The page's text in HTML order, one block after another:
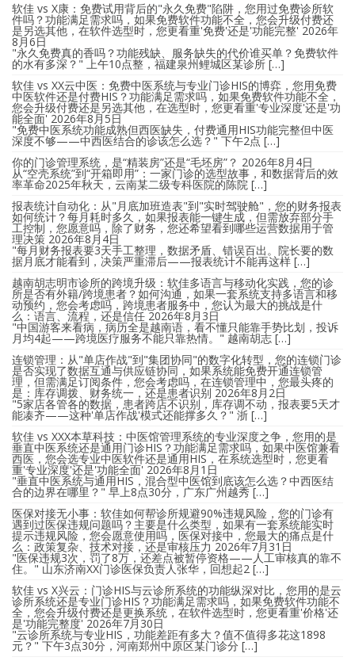
软佳 vs X康：免费试用背后的"永久免费"陷阱，您用过免费诊所软
件吗？功能满足需求吗，如果免费软件功能不全，您会升级付费还
是另选其他，在软件选型时，您更看重'免费'还是'功能完整' 2026年
8月6日
"永久免费真的香吗？功能残缺、服务缺失的代价谁买单？免费软件
的水有多深？" 上午10点整，福建泉州鲤城区某诊所 […]
软佳 vs XX云中医：免费中医系统与专业门诊HIS的博弈，您用免费
中医软件还是付费HIS？功能满足需求吗，如果免费软件功能不全，
您会升级付费还是另选其他，在选型时，您更看重'专业深度'还是'功
能全面' 2026年8月5日
"免费中医系统功能成熟但西医缺失，付费通用HIS功能完整但中医
深度不够——中西医结合的诊该怎么选？" 下午2点 […]
你的门诊管理系统，是“精装房”还是“毛坯房”？ 2026年8月4日
从“空壳系统”到“开箱即用”：一家门诊的选型故事，和数据背后的效
率革命2025年秋天，云南某二级专科医院的陈院 […]
报表统计自动化：从"月底加班造表"到"实时驾驶舱"，您的财务报表
如何统计？每月耗时多久，如果报表能一键生成，但需放弃部分手
工控制，您愿意吗，除了财务，您还希望看到哪些运营数据用于管
理决策 2026年8月4日
"每月财务报表要3天手工整理，数据矛盾、错误百出。院长要的数
据月底才能看到，决策严重滞后——报表统计不能再这样 […]
越南胡志明市诊所的跨境升级：软佳多语言与移动化实践，您的诊
所是否有外籍/跨境患者？如何沟通，如果一套系统支持多语言和移
动预约，您会考虑吗，跨境患者服务中，您认为最大的挑战是什
么：语言、流程，还是信任 2026年8月3日
"中国游客来看病，病历全是越南语，看不懂只能靠手势比划，投诉
月均4起——跨境医疗服务不能只靠热情。" 越南胡志 […]
连锁管理：从"单店作战"到"集团协同"的数字化转型，您的连锁门诊
是否实现了数据互通与供应链协同，如果系统能免费开通连锁管
理，但需满足订阅条件，您会考虑吗，在连锁管理中，您最头疼的
是：库存调拨、财务统一，还是患者识别 2026年8月2日
"5家店各管各的数据，患者跨店不识别，库存调不动，报表要5天才
能凑齐——这种'单店作战'模式还能撑多久？" 浙 […]
软佳 vs XXX本草科技：中医馆管理系统的专业深度之争，您用的是
垂直中医系统还是通用门诊HIS？功能满足需求吗，如果中医馆兼看
西医，您会选专业中医软件还是通用HIS，在系统选型时，您更看
重'专业深度'还是'功能全面' 2026年8月1日
"垂直中医系统与通用HIS，混合型中医馆到底该怎么选？中西医结
合的边界在哪里？" 早上8点30分，广东广州越秀 […]
医保对接无小事：软佳如何帮诊所规避90%违规风险，您的门诊有
遇到过医保违规问题吗？主要是什么类型，如果有一套系统能实时
提示违规风险，您会愿意使用吗，医保对接中，您最大的痛点是什
么：政策复杂、技术对接，还是审核压力 2026年7月31日
"医保违规3次，罚了8万，还差点被暂停资格——人工审核真的靠不
住。" 山东济南XX门诊医保负责人张华，回想起2 […]
软佳 vs X兴云：门诊HIS与云诊所系统的功能纵深对比，您用的是云
诊所系统还是专业门诊HIS？功能满足需求吗，如果免费软件功能不
全，您会升级付费还是更换系统，在软件选型时，您更看重'价格'还
是'功能完整度' 2026年7月30日
"云诊所系统与专业HIS，功能差距有多大？值不值得多花这1898
元？" 下午3点30分，河南郑州中原区某门诊分 […]